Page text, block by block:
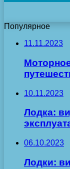
Популярное
11.11.2023
10.11.2023
Лодка:
06.10.2023
Лодки: